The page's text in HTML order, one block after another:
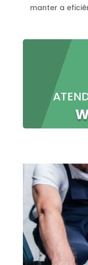
manter a